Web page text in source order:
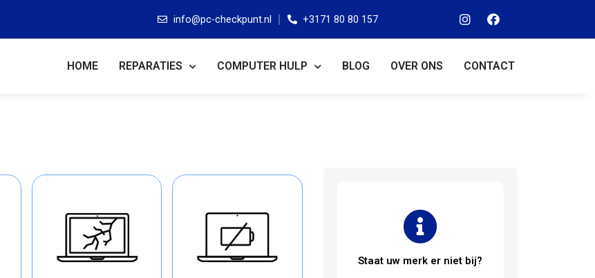
info@pc-checkpunt.nl +3171 80 80 157
HOME REPARATIES COMPUTER HULP BLOG OVER ONS CONTACT
Staat uw merk er niet bij?